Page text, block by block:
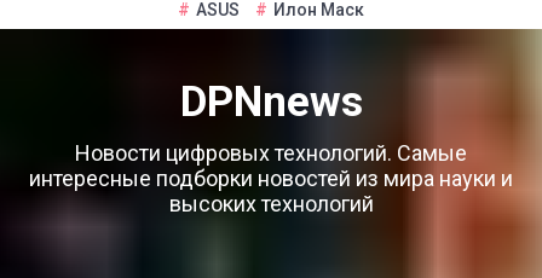
ASUS
Илон Маск
DPNnews
Новости цифровых технологий. Самые
интересные подборки новостей из мира науки и
высоких технологий